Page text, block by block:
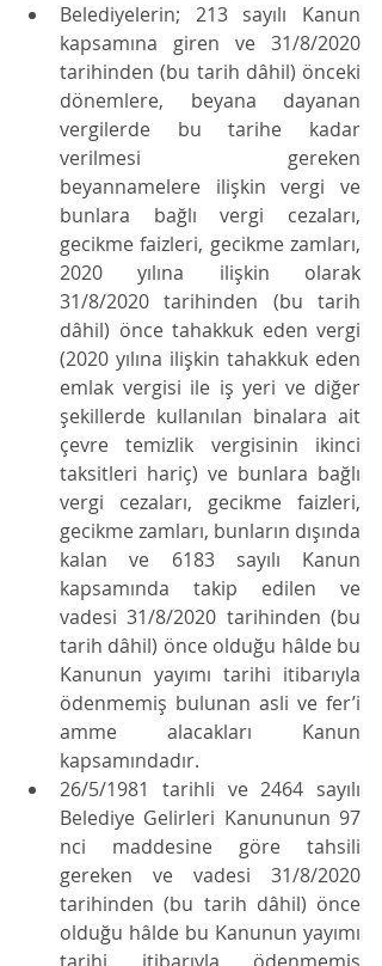
Belediyelerin; 213 sayılı Kanun
kapsamına giren ve 31/8/2020
tarihinden (bu tarih dâhil) önceki
dönemlere, beyana dayanan
vergilerde bu tarihe kadar
verilmesi gereken
beyannamelere ilişkin vergi ve
bunlara bağlı vergi cezaları,
gecikme faizleri, gecikme zamları,
2020 yılına ilişkin olarak
31/8/2020 tarihinden (bu tarih
dâhil) önce tahakkuk eden vergi
(2020 yılına ilişkin tahakkuk eden
emlak vergisi ile iş yeri ve diğer
şekillerde kullanılan binalara ait
çevre temizlik vergisinin ikinci
taksitleri hariç) ve bunlara bağlı
vergi cezaları, gecikme faizleri,
gecikme zamları, bunların dışında
kalan ve 6183 sayılı Kanun
kapsamında takip edilen ve
vadesi 31/8/2020 tarihinden (bu
tarih dâhil) önce olduğu hâlde bu
Kanunun yayımı tarihi itibarıyla
ödenmemiş bulunan asli ve fer’i
amme alacakları Kanun
kapsamındadır.
26/5/1981 tarihli ve 2464 sayılı
Belediye Gelirleri Kanununun 97
nci maddesine göre tahsili
gereken ve vadesi 31/8/2020
tarihinden (bu tarih dâhil) önce
olduğu hâlde bu Kanunun yayımı